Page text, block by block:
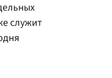
служит